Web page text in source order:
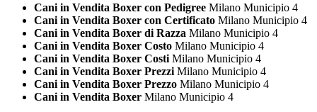
Cani in Vendita Boxer con Pedigree Milano Municipio 4
Cani in Vendita Boxer con Certificato Milano Municipio 4
Cani in Vendita Boxer di Razza Milano Municipio 4
Cani in Vendita Boxer Costo Milano Municipio 4
Cani in Vendita Boxer Costi Milano Municipio 4
Cani in Vendita Boxer Prezzi Milano Municipio 4
Cani in Vendita Boxer Prezzo Milano Municipio 4
Cani in Vendita Boxer Milano Municipio 4